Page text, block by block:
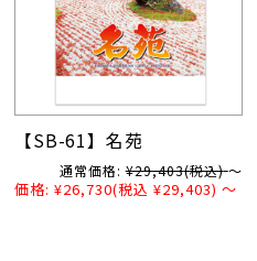
【SB-61】名苑
通常価格: ¥29,403(税込) ～
価格: ¥26,730(税込 ¥29,403) ～